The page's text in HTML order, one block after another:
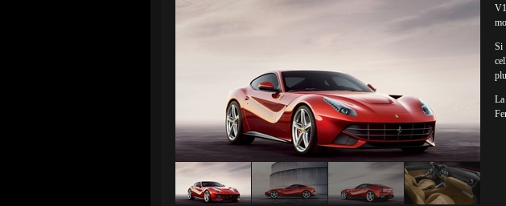
Si